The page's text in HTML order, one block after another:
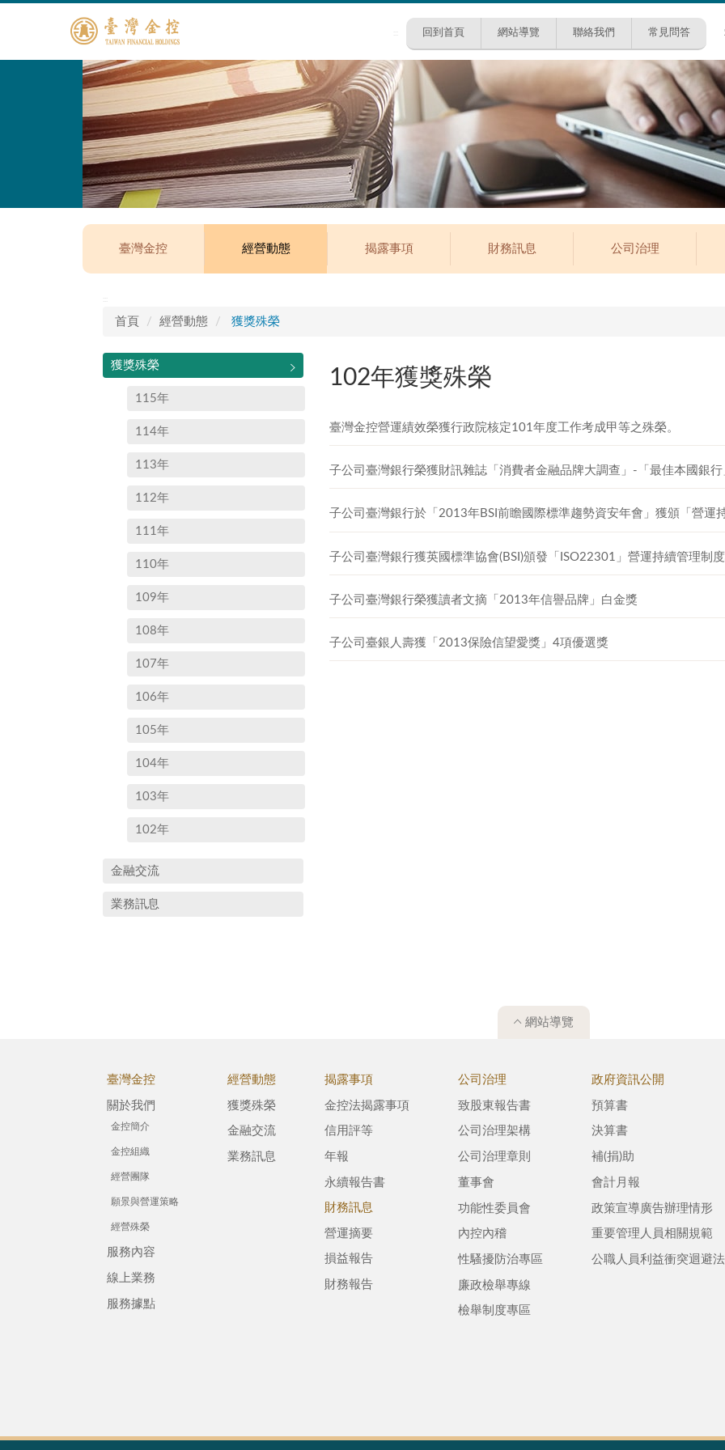
回到首頁 網站導覽 聯絡我們 常見問答
臺灣金控 經營動態 揭露事項 財務訊息 公司治理
首頁 經營動態 獲獎殊榮
獲獎殊榮
115年
114年
113年
112年
111年
110年
109年
108年
107年
106年
105年
104年
103年
102年
金融交流
業務訊息
102年獲獎殊榮
臺灣金控營運績效榮獲行政院核定101年度工作考成甲等之殊榮。
子公司臺灣銀行榮獲財訊雜誌「消費者金融品牌大調查」-「最佳本國銀
子公司臺灣銀行於「2013年BSI前瞻國際標準趨勢資安年會」獲頒「營運
子公司臺灣銀行獲英國標準協會(BSI)頒發「ISO22301」營運持續管理制
子公司臺灣銀行榮獲讀者文摘「2013年信譽品牌」白金獎
子公司臺銀人壽獲「2013保險信望愛獎」4項優選獎
網站導覽
臺灣金控
關於我們
金控簡介
金控組織
經營團隊
願景與營運策略
經營殊榮
服務內容
線上業務
服務據點
經營動態
獲獎殊榮
金融交流
業務訊息
揭露事項
金控法揭露事項
信用評等
年報
永續報告書
財務訊息
營運摘要
損益報告
財務報告
公司治理
致股東報告書
公司治理架構
公司治理章則
董事會
功能性委員會
內控內稽
性騷擾防治專區
廉政檢舉專線
檢舉制度專區
政府資訊公開
預算書
決算書
補(捐)助
會計月報
政策宣導廣告辦理情形
重要管理人員相關規範
公職人員利益衝突迴避